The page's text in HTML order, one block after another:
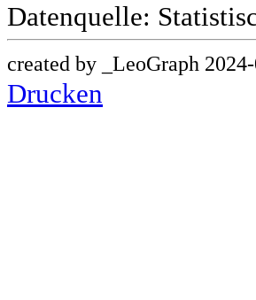
Datenquelle:
created by _LeoGraph
Drucken